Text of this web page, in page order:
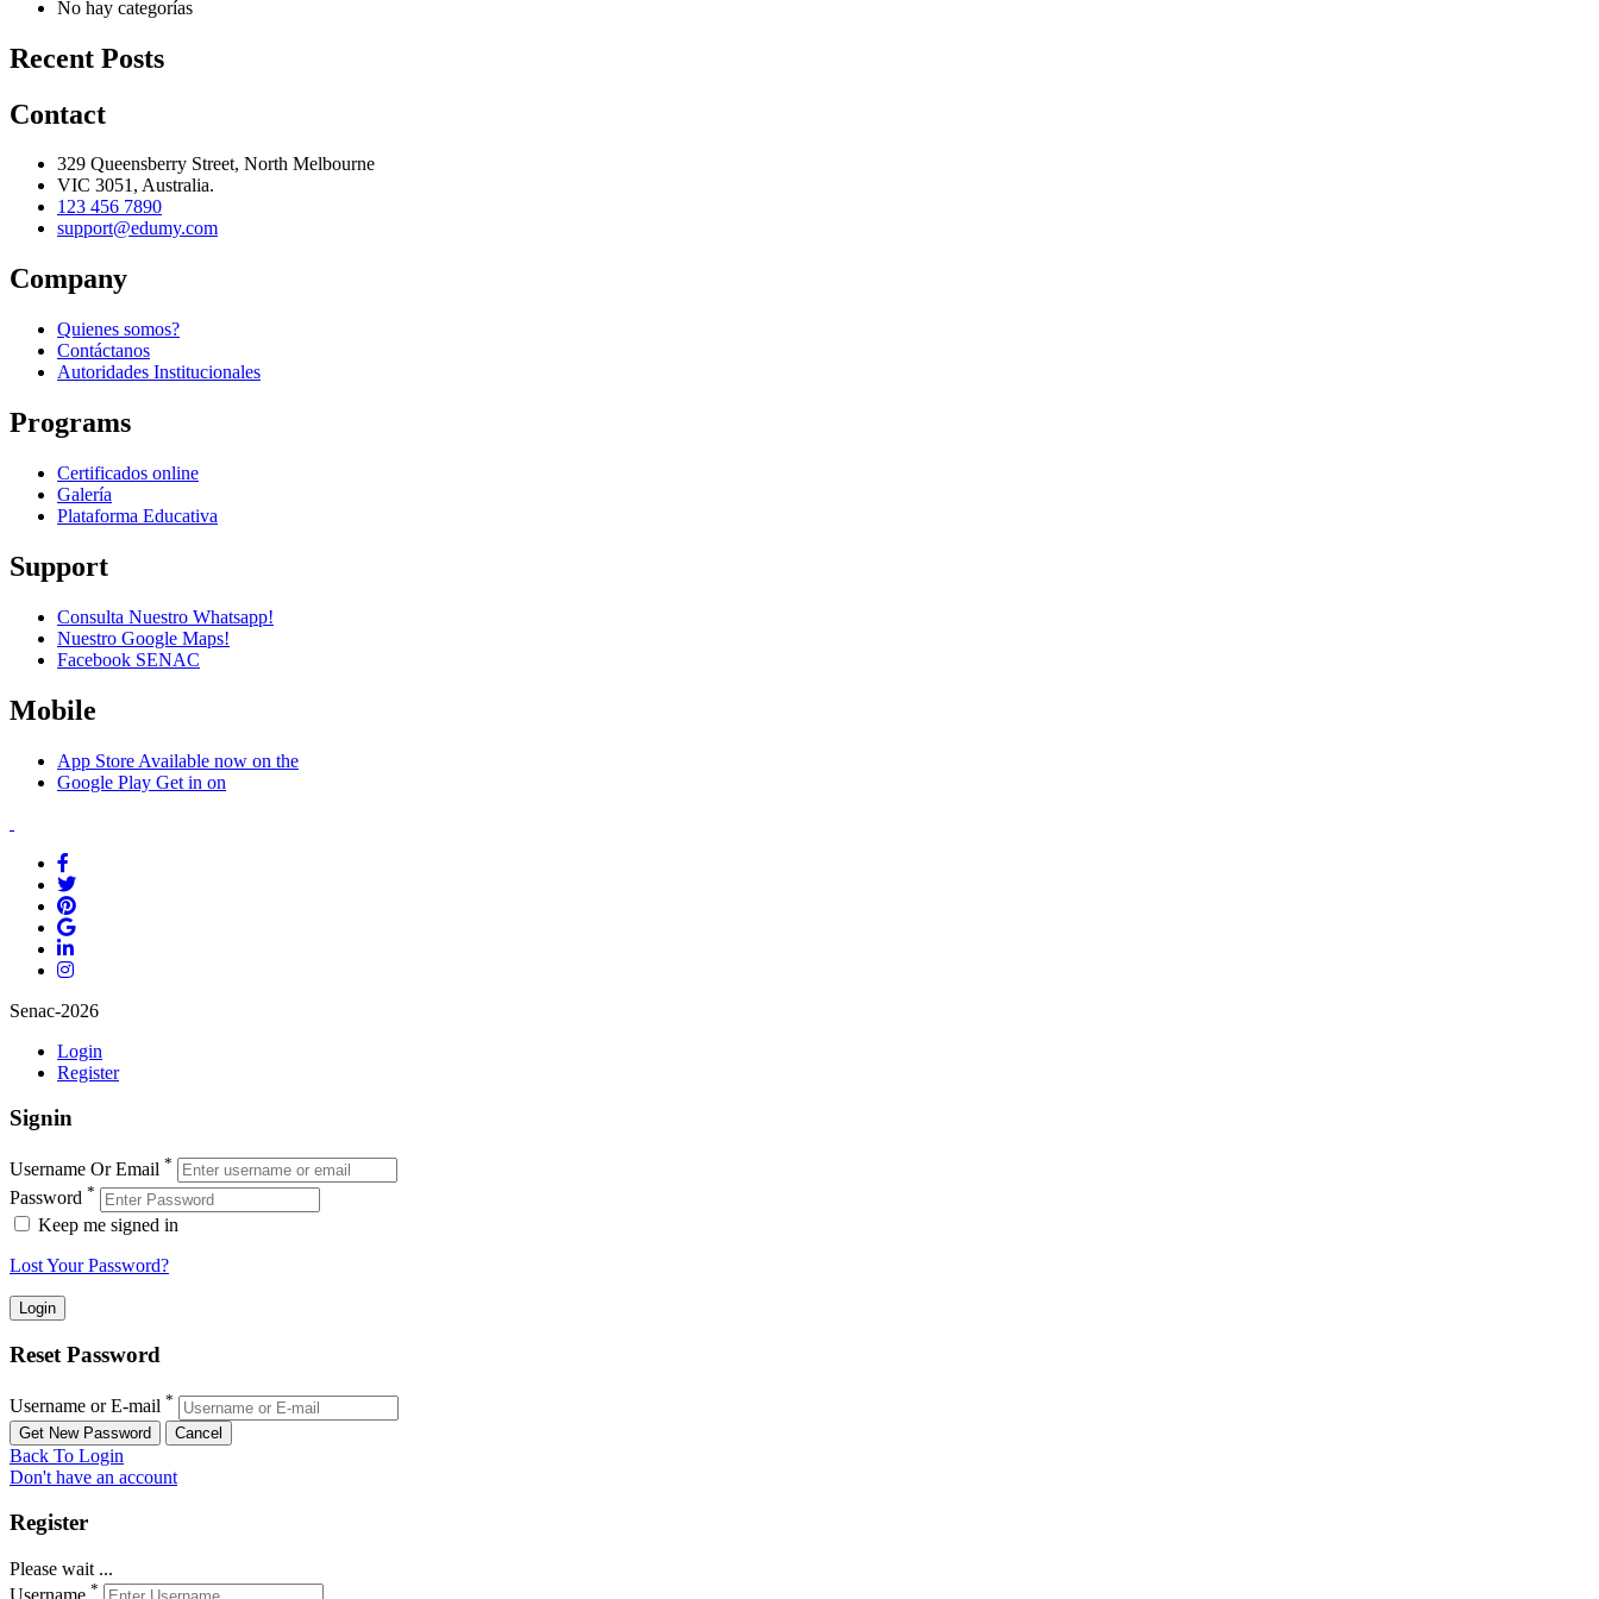
No hay categorías
Recent Posts
Contact
329 Queensberry Street, North Melbourne
VIC 3051, Australia.
123 456 7890
support@edumy.com
Company
Quienes somos?
Contáctanos
Autoridades Institucionales
Programs
Certificados online
Galería
Plataforma Educativa
Support
Consulta Nuestro Whatsapp!
Nuestro Google Maps!
Facebook SENAC
Mobile
App Store Available now on the
Google Play Get in on
Senac-2026
Login
Register
Signin
Username Or Email *
Password *
Keep me signed in
Lost Your Password?
Reset Password
Username or E-mail *
Back To Login
Don't have an account
Register
Please wait ...
*